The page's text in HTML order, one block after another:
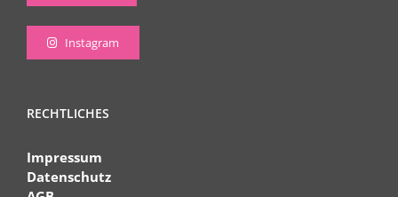
Instagram
RECHTLICHES
Impressum
Datenschutz